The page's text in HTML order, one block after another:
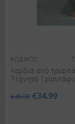
ΚΩΔΙΚΟΣ:
Καρδιά από
Τεχνητά
€45.00 €34.99